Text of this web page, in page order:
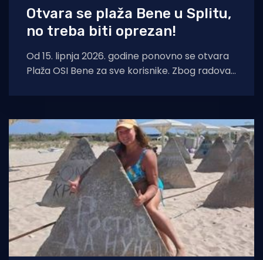
Otvara se plaža Bene u Splitu,
no treba biti oprezan!
Od 15. lipnja 2026. godine ponovno se otvara
Plaža OSI Bene za sve korisnike. Zbog radova